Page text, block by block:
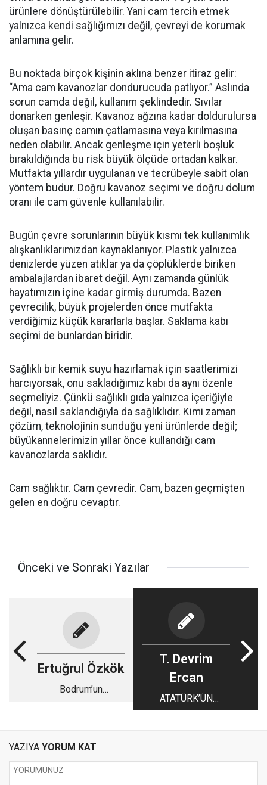
ürünlere dönüştürülebilir. Yani cam tercih etmek
yalnızca kendi sağlığımızı değil, çevreyi de korumak
anlamına gelir.
Bu noktada birçok kişinin aklına benzer itiraz gelir:
“Ama cam kavanozlar dondurucuda patlıyor.” Aslında
sorun camda değil, kullanım şeklindedir. Sıvılar
donarken genleşir. Kavanoz ağzına kadar doldurulursa
oluşan basınç camın çatlamasına veya kırılmasına
neden olabilir. Ancak genleşme için yeterli boşluk
bırakıldığında bu risk büyük ölçüde ortadan kalkar.
Mutfakta yıllardır uygulanan ve tecrübeyle sabit olan
yöntem budur. Doğru kavanoz seçimi ve doğru dolum
oranı ile cam güvenle kullanılabilir.
Bugün çevre sorunlarının büyük kısmı tek kullanımlık
alışkanlıklarımızdan kaynaklanıyor. Plastik yalnızca
denizlerde yüzen atıklar ya da çöplüklerde biriken
ambalajlardan ibaret değil. Aynı zamanda günlük
hayatımızın içine kadar girmiş durumda. Bazen
çevrecilik, büyük projelerden önce mutfakta
verdiğimiz küçük kararlarla başlar. Saklama kabı
seçimi de bunlardan biridir.
Sağlıklı bir kemik suyu hazırlamak için saatlerimizi
harcıyorsak, onu sakladığımız kabı da aynı özenle
seçmeliyiz. Çünkü sağlıklı gıda yalnızca içeriğiyle
değil, nasıl saklandığıyla da sağlıklıdır. Kimi zaman
çözüm, teknolojinin sunduğu yeni ürünlerde değil;
büyükannelerimizin yıllar önce kullandığı cam
kavanozlarda saklıdır.
Cam sağlıktır. Cam çevredir. Cam, bazen geçmişten
gelen en doğru cevaptır.
Önceki ve Sonraki Yazılar
Ertuğrul Özkök
Bodrum’un
T. Devrim
Ercan
ATATÜRK’ÜN
PARTİSİNİ FETÖ
YAZIYA YORUM KAT